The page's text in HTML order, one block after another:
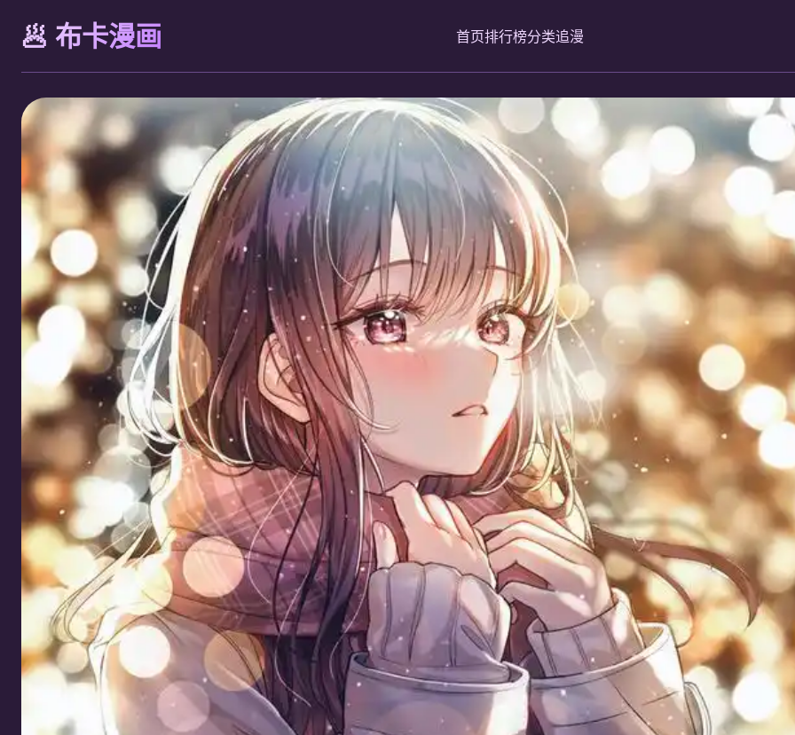
🥟 布卡漫画 首页排行榜分类追漫